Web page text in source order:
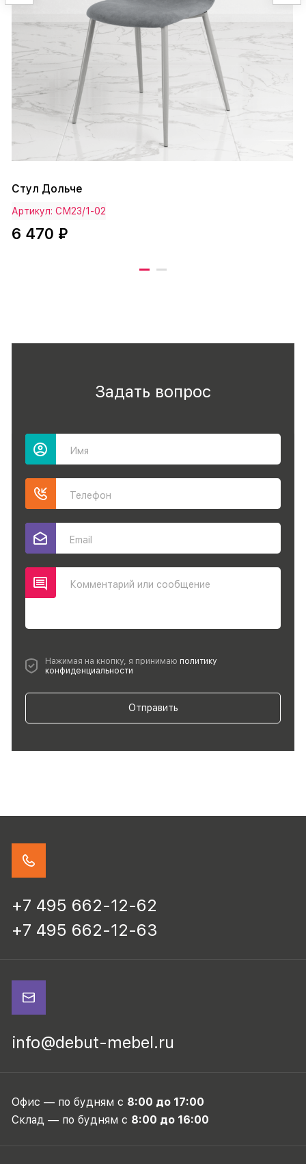
Стул Дольче
Артикул: СМ23/1-02
6 470 ₽
Задать вопрос
Имя
Телефон
Email
Комментарий или сообщение
Нажимая на кнопку, я принимаю политику
конфиденциальности
Отправить
+7 495 662-12-62
+7 495 662-12-63
info@debut-mebel.ru
Офис — по будням с 8:00 до 17:00
Склад — по будням с 8:00 до 16:00